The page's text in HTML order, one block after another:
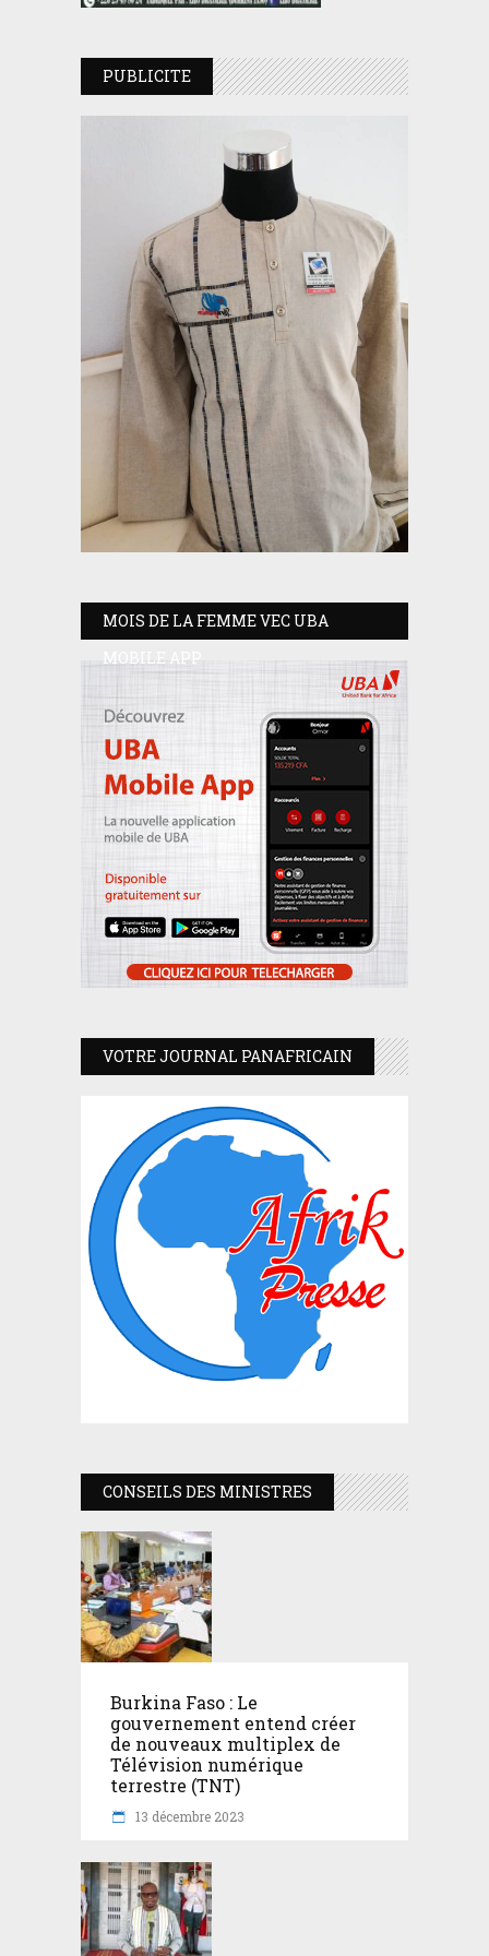
PUBLICITE
MOIS DE LA FEMME VEC UBA
MOBILE APP
VOTRE JOURNAL PANAFRICAIN
CONSEILS DES MINISTRES
Burkina Faso : Le
gouvernement entend créer
de nouveaux multiplex de
Télévision numérique
terrestre (TNT)
13 décembre 2023